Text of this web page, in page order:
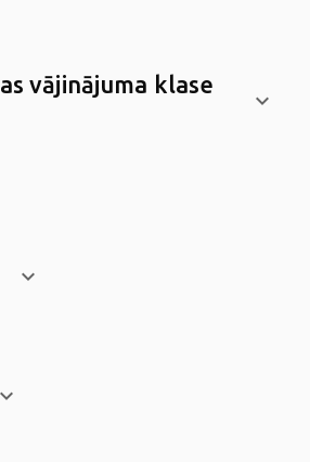
vājinājuma klase
keyboard_arrow_down
keyboard_arrow_down
keyboard_arrow_down